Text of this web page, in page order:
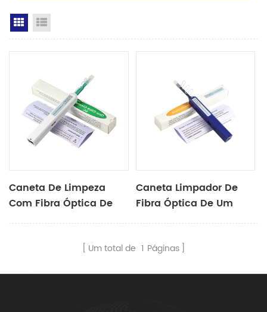
Grid View
Caneta De Limpeza
Com Fibra Óptica De
Um Clique Para Sc / St
Caneta Limpador De
Fibra Óptica De Um
Clique Para Lc 1,25 Mm
Um total de 1 Páginas